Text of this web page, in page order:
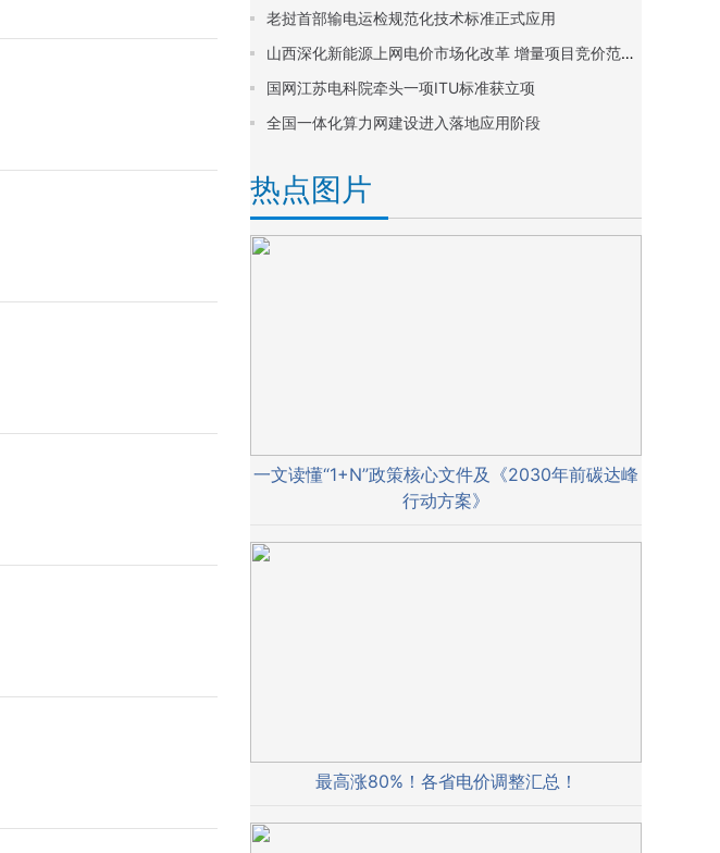
老挝首部输电运检规范化技术标准正式应用
山西深化新能源上网电价市场化改革 增量项目竞价范围定为0.199~0.332元/千瓦时
国网江苏电科院牵头一项ITU标准获立项
全国一体化算力网建设进入落地应用阶段
热点图片
一文读懂“1+N”政策核心文件及《2030年前碳达峰
行动方案》
最高涨80%！各省电价调整汇总！